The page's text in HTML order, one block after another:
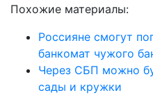
Похожие материалы:
Россияне смогут
банкомат чужого
Через СБП можно
сады и кружки